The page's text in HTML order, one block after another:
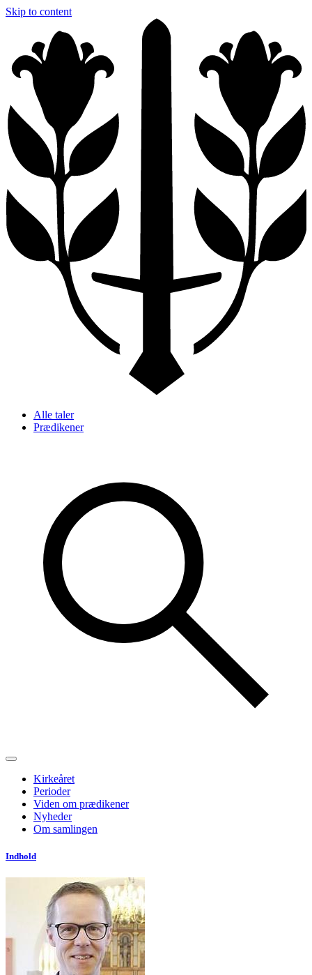
Skip to content
Alle taler
Prædikener
Kirkeåret
Perioder
Viden om prædikener
Nyheder
Om samlingen
Indhold